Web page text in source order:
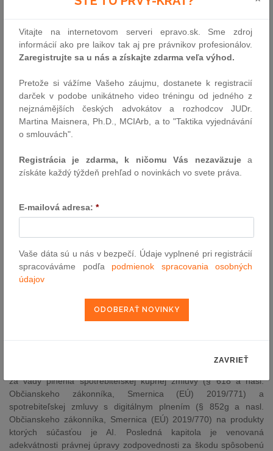
v slovenskom, ale aj v európskom diskurze, prvé ucelené
spracovanie právnych aspektov využívania umelej inteligencie
(AI) v spotrebiteľských (B2C) vzťahoch, analyzujúc pritom dopady
inteligencii.
V úvodnej kapitole autor v nevyhnutnom rozsahu explikuje
technické špecifiká povahy AI pre potreby právnych vied.
Následne je pertraktovaný regulačný rámec AI v Európskej únii
a vo svete, s akcentom na ochranno-spotrebiteľské politiky.
subjektu alebo objektu) je nevyhnutnou pre posudzovanie
existencie a spôsobov nasadzovania AI v B2C vzťahoch. Druhá
inteligencie s právnou úpravou neprijateľných zmluvných
spotrebiteľských zmlúv až po ich interpretáciu prostredníctvom AI,
stanovovaním ceny v spotrebiteľských zmluvách prostredníctvom
AI, a ďalším. Nasledujúca kapitola odkrýva potenciálne spôsoby
využitia umelej inteligencie v rámci obchodných praktík (Zákon o
vzorov, vytvárania deepfake a falošných recenzií, používania AI
obchodných praktík. V samostatnej kapitole je analyzovaná tiež
za vady plnenia spotrebiteľskej kúpnej zmluvy (§ 618 a nasl.
Občianskeho zákonníka, Smernica (EÚ) 2019/771) a
spotrebiteľskej zmluvy s digitálnym plnením (§ 852g a nasl.
Občianskeho zákonníka, Smernica (EÚ) 2019/770) na produkty
ktorých súčasťou je AI. Posledná kapitola je venovaná
adekvátnosti právnej úpravy zodpovednosti za škodu spôsobenú
Vitajte na internetovom serveri epravo.sk. Sme zdroj
informácií ako pre laikov tak aj pre právnikov profesionálov.
Zaregistrujte sa u nás a získajte zdarma veľa výhod.
Pretože si vážíme Vašeho záujmu, dostanete k registracií
darček v podobe unikátneho video tréningu od jedného z
nejznámějších českých advokátov a rozhodcov JUDr.
Martina Maisnera, Ph.D., MCIArb, a to "Taktika vyjednávání
o smlouvách".
Registrácia je zdarma, k ničomu Vás nezaväzujea
získáte každý týždeň prehľad o novinkách vo svete práva.
E-mailová adresa: *
Vaše dáta sú u nás v bezpečí. Údaje vyplnené pri registrácií
spracováváme podľa podmienok spracovania osobných
údajov
ZAVRIEŤ